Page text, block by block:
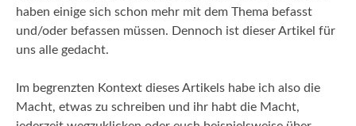
haben einige sich schon mehr mit dem Thema befasst
und/oder befassen müssen. Dennoch ist dieser Artikel für
uns alle gedacht.
Im begrenzten Kontext dieses Artikels habe ich also die
Macht, etwas zu schreiben und ihr habt die Macht,